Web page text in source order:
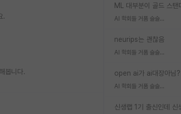
AI 학회들 거품 슬슬 지적이 나오네요
neurips는 괜찮음
AI 학회들 거품 슬슬 지적이 나오네요
AI 학회들 거품 슬슬 지적이 나오네요
.
봅니다.